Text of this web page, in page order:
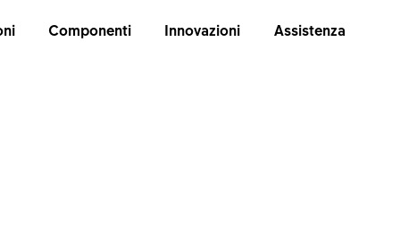
Componenti Innovazioni Assistenza